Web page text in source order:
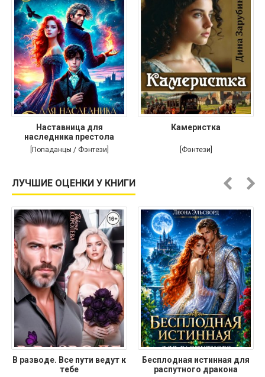
Наставница для
наследника престола
[Попаданцы / Фэнтези]
Камеристка
[Фэнтези]
ЛУЧШИЕ ОЦЕНКИ У КНИГИ
В разводе. Все пути ведут к
тебе
Бесплодная истинная для
распутного дракона